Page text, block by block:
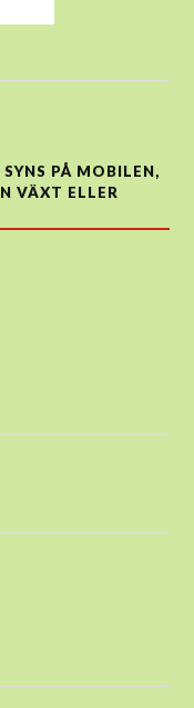
PÅ MOBILEN,
VÄXT ELLER